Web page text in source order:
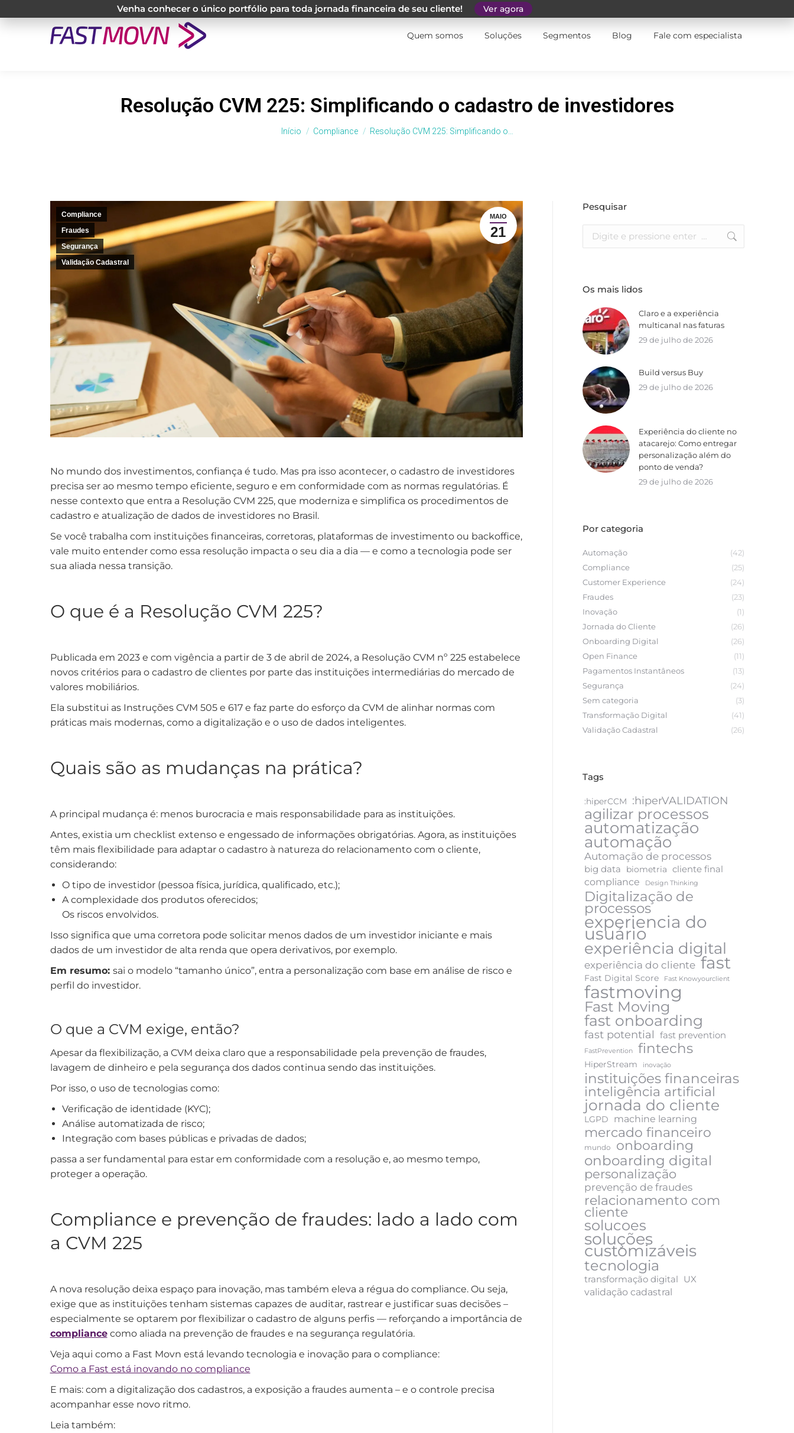
Quem somos Soluções Segmentos Blog Fale com especialista
Resolução CVM 225: Simplificando o cadastro de investidores
Você está aqui:
Início Compliance Resolução CVM 225: Simplificando o…
MAIO
21
Compliance
Fraudes
Segurança
Validação Cadastral
No mundo dos investimentos, confiança é tudo. Mas pra isso acontecer, o cadastro de investidores
precisa ser ao mesmo tempo eficiente, seguro e em conformidade com as normas regulatórias. É
nesse contexto que entra a Resolução CVM 225, que moderniza e simplifica os procedimentos de
cadastro e atualização de dados de investidores no Brasil.
Se você trabalha com instituições financeiras, corretoras, plataformas de investimento ou backoffice,
vale muito entender como essa resolução impacta o seu dia a dia — e como a tecnologia pode ser
sua aliada nessa transição.
O que é a Resolução CVM 225?
Publicada em 2023 e com vigência a partir de 3 de abril de 2024, a Resolução CVM nº 225 estabelece
novos critérios para o cadastro de clientes por parte das instituições intermediárias do mercado de
valores mobiliários.
Ela substitui as Instruções CVM 505 e 617 e faz parte do esforço da CVM de alinhar normas com
práticas mais modernas, como a digitalização e o uso de dados inteligentes.
Quais são as mudanças na prática?
A principal mudança é: menos burocracia e mais responsabilidade para as instituições.
Antes, existia um checklist extenso e engessado de informações obrigatórias. Agora, as instituições
têm mais flexibilidade para adaptar o cadastro à natureza do relacionamento com o cliente,
considerando:
O tipo de investidor (pessoa física, jurídica, qualificado, etc.);
A complexidade dos produtos oferecidos;
Os riscos envolvidos.
Isso significa que uma corretora pode solicitar menos dados de um investidor iniciante e mais
dados de um investidor de alta renda que opera derivativos, por exemplo.
Em resumo: sai o modelo “tamanho único”, entra a personalização com base em análise de risco e
perfil do investidor.
O que a CVM exige, então?
Apesar da flexibilização, a CVM deixa claro que a responsabilidade pela prevenção de fraudes,
lavagem de dinheiro e pela segurança dos dados continua sendo das instituições.
Por isso, o uso de tecnologias como:
Verificação de identidade (KYC);
Análise automatizada de risco;
Integração com bases públicas e privadas de dados;
passa a ser fundamental para estar em conformidade com a resolução e, ao mesmo tempo,
proteger a operação.
Compliance e prevenção de fraudes: lado a lado com
a CVM 225
A nova resolução deixa espaço para inovação, mas também eleva a régua do compliance. Ou seja,
exige que as instituições tenham sistemas capazes de auditar, rastrear e justificar suas decisões –
especialmente se optarem por flexibilizar o cadastro de alguns perfis — reforçando a importância de
compliancecomo aliada na prevenção de fraudes e na segurança regulatória.
Veja aqui como a Fast Movn está levando tecnologia e inovação para o compliance:
Como a Fast está inovando no compliance
E mais: com a digitalização dos cadastros, a exposição a fraudes aumenta – e o controle precisa
acompanhar esse novo ritmo.
Leia também:
Pesquisar
Os mais lidos
Claro e a experiência
multicanal nas faturas
29 de julho de 2026
Build versus Buy
29 de julho de 2026
Experiência do cliente no
atacarejo: Como entregar
personalização além do
ponto de venda?
29 de julho de 2026
Por categoria
Automação
(42)
Compliance
(25)
Customer Experience
(24)
Fraudes
(23)
Inovação
(1)
Jornada do Cliente
(26)
Onboarding Digital
(26)
Open Finance
(11)
Pagamentos Instantâneos
(13)
Segurança
(24)
Sem categoria
(3)
Transformação Digital
(41)
Validação Cadastral
(26)
Tags
:hiperCCM :hiperVALIDATION
agilizar processos
automatização
automação
Automação de processos
big data biometria cliente final
compliance Design Thinking
Digitalização de
processos
experiencia do
usuário
experiência digital
experiência do cliente fast
Fast Digital Score Fast Knowyourclient
fastmoving
Fast Moving
fast onboarding
fast potential fast prevention
FastPrevention fintechs
HiperStream inovação
instituições financeiras
inteligência artificial
jornada do cliente
LGPD machine learning
mercado financeiro
mundo onboarding
onboarding digital
personalização
prevenção de fraudes
relacionamento com
cliente
solucoes
soluções
customizáveis
tecnologia
transformação digital UX
validação cadastral
Venha conhecer o único portfólio para toda jornada financeira de seu cliente! Ver agora